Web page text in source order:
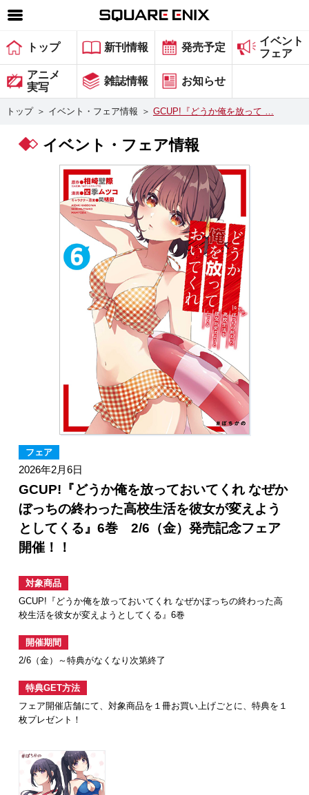
SQUARE ENIX 公式サイトメニュー
ゲーム
マガジン＆ブックス
グッズ
採用情報
スクウェア・エニックス サイト内検索
トップ 新刊情報 発売予定
イベント
フェア
アニメ
実写
雑誌情報 お知らせ
トップ ＞ イベント・フェア情報 ＞ GCUP!『どうか俺を放って …
イベント・フェア情報
フェア
2026年2月6日
GCUP!『どうか俺を放っておいてくれ なぜか
ぼっちの終わった高校生活を彼女が変えよう
としてくる』6巻 2/6（金）発売記念フェア
開催！！
対象商品
GCUP!『どうか俺を放っておいてくれ なぜかぼっちの終わった高
校生活を彼女が変えようとしてくる』6巻
開催期間
2/6（金）～特典がなくなり次第終了
特典GET方法
フェア開催店舗にて、対象商品を１冊お買い上げごとに、特典を１
枚プレゼント！